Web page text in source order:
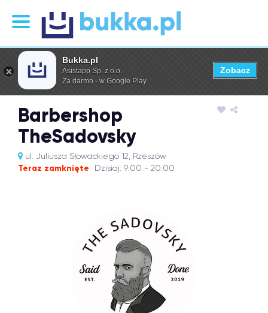
Barbershop
TheSadovsky
ul. Juliusza Słowackiego 12, Rzeszów
Teraz zamknięte Dzisiaj: 9:00 - 20:00
Bukka.pl
Asistapp Sp. z o.o.
Za darmo - w Google Play
Zobacz